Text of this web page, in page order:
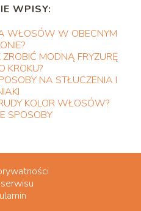
WPISY:
WŁOSÓW W OBECNYM
MODNĄ FRYZURĘ
KROKU?
NA STŁUCZENIA I
KOLOR WŁOSÓW?
SPOSOBY